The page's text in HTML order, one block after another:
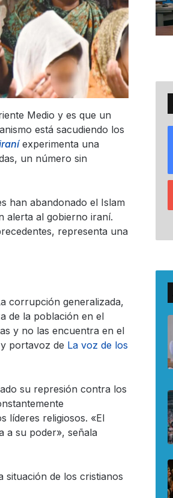
Medio y es que un
está sacudiendo los
experimenta una
un número sin
han abandonado el Islam
alerta al gobierno iraní.
representa una
corrupción generalizada,
de la población en el
y no las encuentra en el
portavoz de La voz de los
su represión contra los
líderes religiosos. «El
a su poder», señala
situación de los cristianos